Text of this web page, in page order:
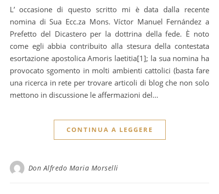
L’occasione di questo scritto mi è data dalla recente
nomina di Sua Ecc.za Mons. Víctor Manuel Fernández a
Prefetto del Dicastero per la dottrina della fede. È noto
come egli abbia contribuito alla stesura della contestata
esortazione apostolica Amoris laetitia[1]; la sua nomina ha
provocato sgomento in molti ambienti cattolici (basta fare
una ricerca in rete per trovare articoli di blog che non solo
mettono in discussione le affermazioni del…
CONTINUA A LEGGERE
Don Alfredo Maria Morselli